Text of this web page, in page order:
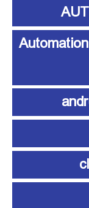
آموزش اتوماسیون صنعتی Automation